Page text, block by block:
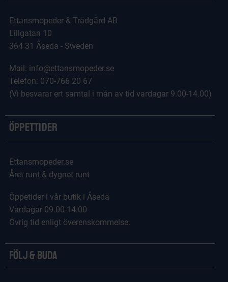
Ettansmopeder & Trädgård AB
Lillgatan 10
364 31 Åseda - Sweden
Mail: info@ettansmopeder.se
Telefon: 070-766 20 67
(Vi besvarar ert samtal i mån av tid vardagar 9.00-14.00)
Öppettider
Ettansmopeder.se
Året runt & dygnet runt
Öppetider i vår butik i Åseda
Vardagar 09.00-14.00
Övrig tid enligt överenskommelse.
Följ & Buda